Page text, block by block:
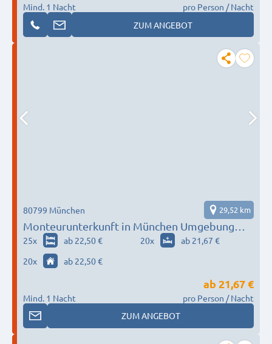
Mind. 1 Nacht
pro Person / Nacht
ZUM ANGEBOT
Monteurunterkunft in München Umgebung
nach Wunsch / Bedürfnis
80799 München 29,52 km
25x ab 22,50 € 20x
ab 21,67 €
20x ab 22,50 €
Mind. 1 Nacht
ab 21,67 €
pro Person / Nacht
ZUM ANGEBOT